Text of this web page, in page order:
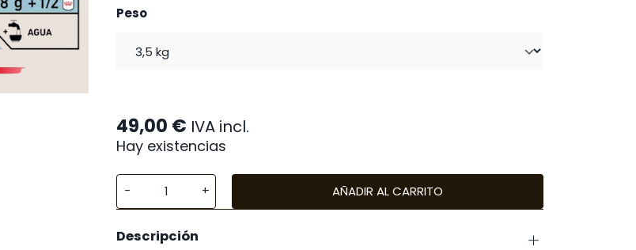
Peso
49,00 € IVA incl.
Hay existencias
Hypoallergenic
AÑADIR AL CARRITO
Descripción